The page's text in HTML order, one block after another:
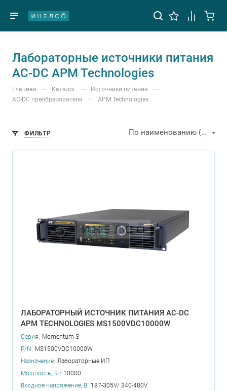
Лабораторные источники питания
AC-DC APM Technologies
Главная — Каталог — Источники питания —
AC-DC преобразователи — APM Technologies
ФИЛЬТР По наименованию (А-Я)
ЛАБОРАТОРНЫЙ ИСТОЧНИК ПИТАНИЯ AC-DC
APM TECHNOLOGIES MS1500VDC10000W
Серия: Momentum S
P/N: MS1500VDC10000W
Назначение: Лабораторные ИП
Мощность, Вт: 10000
Входное напряжение, В: 187-305V/ 340-480V